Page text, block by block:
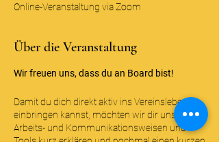
Online-Veranstaltung via Zoom
Über die Veranstaltung
Wir freuen uns, dass du an Board bist!
Damit du dich direkt aktiv ins Vereinsleben
einbringen kannst, möchten wir dir unsere
Arbeits- und Kommunikationsweisen und
Tools kurz erklären und nochmal einen kurzen